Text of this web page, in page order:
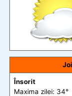
Însorit
Maxima zilei: 34°